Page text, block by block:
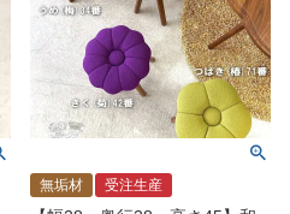
無垢材 受注生産